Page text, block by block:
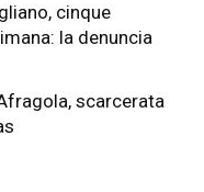
cinque
la denuncia
scarcerata